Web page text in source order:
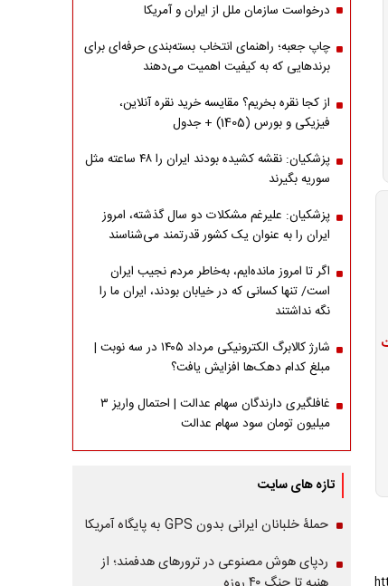
درخواست سازمان ملل از ایران و آمریکا
چاپ جعبه؛ راهنمای انتخاب بسته‌بندی حرفه‌ای برای
برندهایی که به کیفیت اهمیت می‌دهند
از کجا نقره بخریم؟ مقایسه خرید نقره آنلاین،
فیزیکی و بورس (1405) + جدول
پزشکیان: نقشه کشیده بودند ایران را ۴۸ ساعته مثل
سوریه بگیرند
پزشکیان: علیرغم مشکلات دو سال گذشته، امروز
ایران را به عنوان یک کشور قدرتمند می‌شناسند
اگر تا امروز مانده‌ایم، به‌خاطر مردم نجیب ایران
است/ تنها کسانی که در خیابان بودند، ایران ما را
نگه نداشتند
شارژ کالابرگ الکترونیکی مرداد ۱۴۰۵ در سه نوبت |
مبلغ کدام دهک‌ها افزایش یافت؟
غافلگیری دارندگان سهام عدالت | احتمال واریز ۳
میلیون تومان سود سهام عدالت
تازه های سایت
حملۀ خلبانان ایرانی بدون GPS به پایگاه آمریکا
ردپای هوش مصنوعی در ترورهای هدفمند؛ از